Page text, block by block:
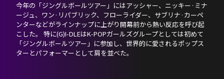
今年の「ジングルボールツアー」にはアッシャー、ニッキー·ミナ
ージュ、ワン·リパブリック、フローライダー、サブリナ·カーペ
ンターなどがラインナップに上がり開幕前から熱い反応を呼び起
こした。 特に(G)I-DLEはK-POPガールズグループとしては初めて
「ジングルボールツアー」に参加し、世界的に愛されるポップス
ターとパフォーマーとして肩を並べた。